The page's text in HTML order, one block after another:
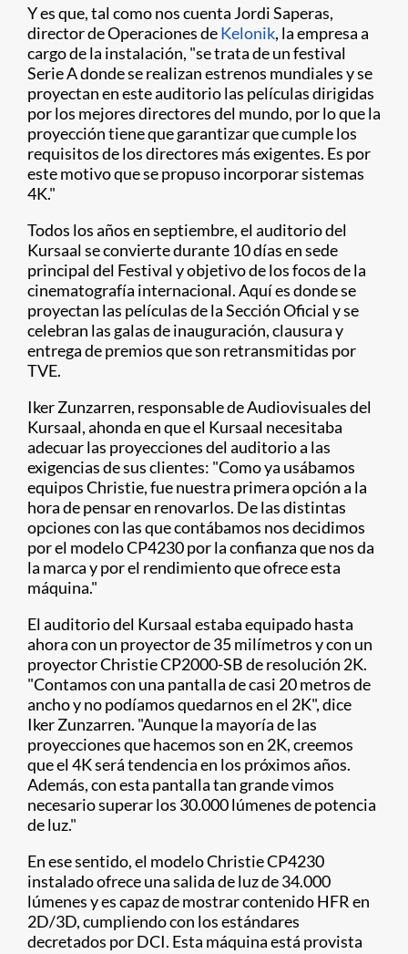
Y es que, tal como nos cuenta Jordi Saperas,
director de Operaciones deKelonik, la empresa a
cargo de la instalación, "se trata de un festival
Serie A donde se realizan estrenos mundiales y se
proyectan en este auditorio las películas dirigidas
por los mejores directores del mundo, por lo que la
proyección tiene que garantizar que cumple los
requisitos de los directores más exigentes. Es por
este motivo que se propuso incorporar sistemas
4K."
Todos los años en septiembre, el auditorio del
Kursaal se convierte durante 10 días en sede
principal del Festival y objetivo de los focos de la
cinematografía internacional. Aquí es donde se
proyectan las películas de la Sección Oficial y se
celebran las galas de inauguración, clausura y
entrega de premios que son retransmitidas por
TVE.
Iker Zunzarren, responsable de Audiovisuales del
Kursaal, ahonda en que el Kursaal necesitaba
adecuar las proyecciones del auditorio a las
exigencias de sus clientes: "Como ya usábamos
equipos Christie, fue nuestra primera opción a la
hora de pensar en renovarlos. De las distintas
opciones con las que contábamos nos decidimos
por el modelo CP4230 por la confianza que nos da
la marca y por el rendimiento que ofrece esta
máquina."
El auditorio del Kursaal estaba equipado hasta
ahora con un proyector de 35 milímetros y con un
proyector Christie CP2000-SB de resolución 2K.
"Contamos con una pantalla de casi 20 metros de
ancho y no podíamos quedarnos en el 2K", dice
Iker Zunzarren. "Aunque la mayoría de las
proyecciones que hacemos son en 2K, creemos
que el 4K será tendencia en los próximos años.
Además, con esta pantalla tan grande vimos
necesario superar los 30.000 lúmenes de potencia
de luz."
En ese sentido, el modelo Christie CP4230
instalado ofrece una salida de luz de 34.000
lúmenes y es capaz de mostrar contenido HFR en
2D/3D, cumpliendo con los estándares
decretados por DCI. Esta máquina está provista